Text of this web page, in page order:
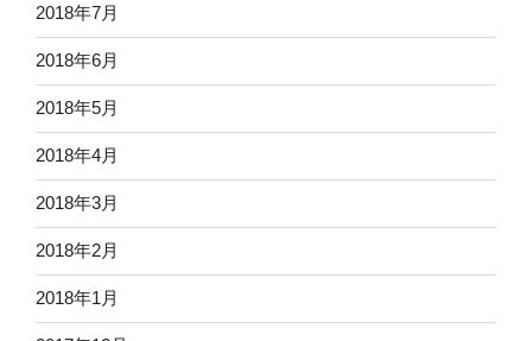
2018年7月
2018年6月
2018年5月
2018年4月
2018年3月
2018年2月
2018年1月